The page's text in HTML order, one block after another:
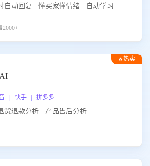
自动回复 · 懂买家懂情绪 · 自动学习
2000+
🔥热卖
| 快手 | 拼多多
货退款分析 · 产品售后分析